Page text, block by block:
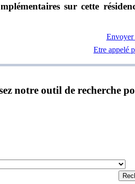
sur cette
Envoyer
Etre appelé
notre outil de